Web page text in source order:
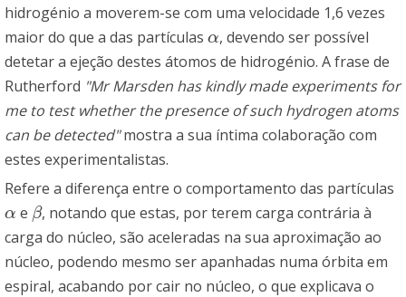
hidrogénio a moverem-se com uma velocidade 1,6 vezes
maior do que a das partículas α
α , devendo ser possível
detetar a ejeção destes átomos de hidrogénio. A frase de
Rutherford "Mr Marsden has kindly made experiments for
me to test whether the presence of such hydrogen atoms
can be detected"mostra a sua íntima colaboração com
estes experimentalistas.
Refere a diferença entre o comportamento das partículas
α
α e β
β, notando que estas, por terem carga contrária à
carga do núcleo, são aceleradas na sua aproximação ao
núcleo, podendo mesmo ser apanhadas numa órbita em
espiral, acabando por cair no núcleo, o que explicava o